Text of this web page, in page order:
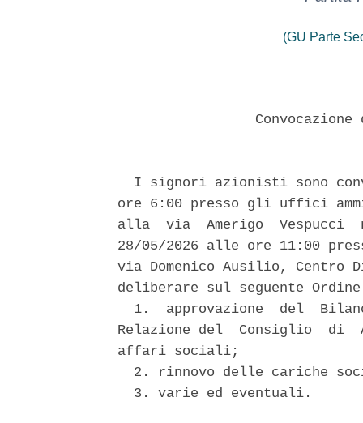
(GU Parte
I signori azionisti sono
ore 6:00 presso gli uffici
alla  via  Amerigo
28/05/2026 alle ore 11:00
via Domenico Ausilio,
deliberare sul seguente
1.  approvazione  del
Relazione del  Consiglio  di
affari sociali;
2. rinnovo delle cariche
  3. varie ed eventuali.